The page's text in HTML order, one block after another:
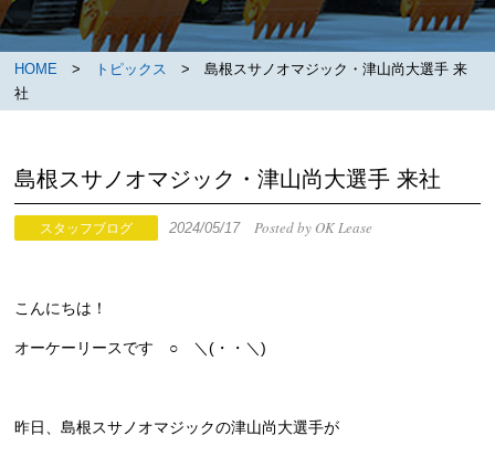
HOME > トピックス > 島根スサノオマジック・津山尚大選手 来
社
島根スサノオマジック・津山尚大選手 来社
スタッフブログ 2024/05/17Posted by OK Lease
こんにちは！
オーケーリースです ○ ＼(・・＼)
昨日、島根スサノオマジックの津山尚大選手が